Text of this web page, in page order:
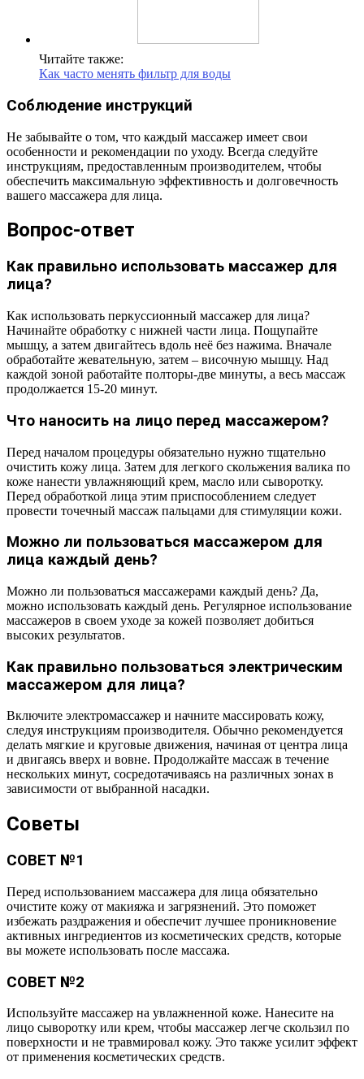
Читайте также:
Как часто менять фильтр для воды
Соблюдение инструкций
Не забывайте о том, что каждый массажер имеет свои
особенности и рекомендации по уходу. Всегда следуйте
инструкциям, предоставленным производителем, чтобы
обеспечить максимальную эффективность и долговечность
вашего массажера для лица.
Вопрос-ответ
Как правильно использовать массажер для
лица?
Как использовать перкуссионный массажер для лица?
Начинайте обработку с нижней части лица. Пощупайте
мышцу, а затем двигайтесь вдоль неё без нажима. Вначале
обработайте жевательную, затем – височную мышцу. Над
каждой зоной работайте полторы-две минуты, а весь массаж
продолжается 15-20 минут.
Что наносить на лицо перед массажером?
Перед началом процедуры обязательно нужно тщательно
очистить кожу лица. Затем для легкого скольжения валика по
коже нанести увлажняющий крем, масло или сыворотку.
Перед обработкой лица этим приспособлением следует
провести точечный массаж пальцами для стимуляции кожи.
Можно ли пользоваться массажером для
лица каждый день?
Можно ли пользоваться массажерами каждый день? Да,
можно использовать каждый день. Регулярное использование
массажеров в своем уходе за кожей позволяет добиться
высоких результатов.
Как правильно пользоваться электрическим
массажером для лица?
Включите электромассажер и начните массировать кожу,
следуя инструкциям производителя. Обычно рекомендуется
делать мягкие и круговые движения, начиная от центра лица
и двигаясь вверх и вовне. Продолжайте массаж в течение
нескольких минут, сосредотачиваясь на различных зонах в
зависимости от выбранной насадки.
Советы
СОВЕТ №1
Перед использованием массажера для лица обязательно
очистите кожу от макияжа и загрязнений. Это поможет
избежать раздражения и обеспечит лучшее проникновение
активных ингредиентов из косметических средств, которые
вы можете использовать после массажа.
СОВЕТ №2
Используйте массажер на увлажненной коже. Нанесите на
лицо сыворотку или крем, чтобы массажер легче скользил по
поверхности и не травмировал кожу. Это также усилит эффект
от применения косметических средств.